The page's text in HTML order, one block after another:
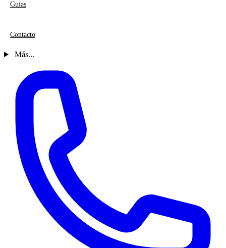
Guías
Contacto
Más...